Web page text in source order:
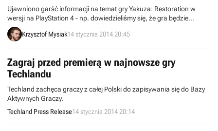
Ujawniono garść informacji na temat gry Yakuza: Restoration w
wersji na PlayStation 4 - np. dowiedzieliśmy się, że gra będzie
działać w 60 klatkach na sekundę. Ponadto udostępniono kilka
zapisów rozgrywki z tego tytułu.
Krzysztof Mysiak14 stycznia 2014 20:45
Zagraj przed premierą w najnowsze gry
Techlandu
Techland zachęca graczy z całej Polski do zapisywania się do Bazy
Aktywnych Graczy.
Techland Press Release14 stycznia 2014 20:14